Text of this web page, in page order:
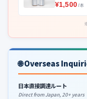
¥1,500 /本
🌐 Overseas
日本直接調達ルート
Direct from Japan, 20+ years